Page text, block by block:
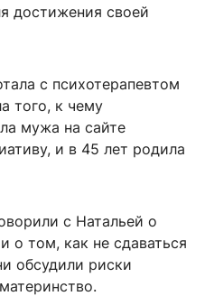
достижения своей
с психотерапевтом
того, к чему
мужа на сайте
и в 45 лет родила
с Натальей о
о том, как не сдаваться
обсудили риски